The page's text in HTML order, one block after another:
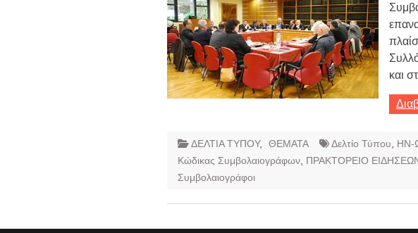
και
ΔΕΛΤΙΑ ΤΥΠΟΥ, ΘΕΜΑΤΑ Δελτίο Τύπου ΗΝ-
Κώδικας Συμβολαιογράφων ΠΡΑΚΤΟΡΕΙΟ
Συμβολαιογράφοι